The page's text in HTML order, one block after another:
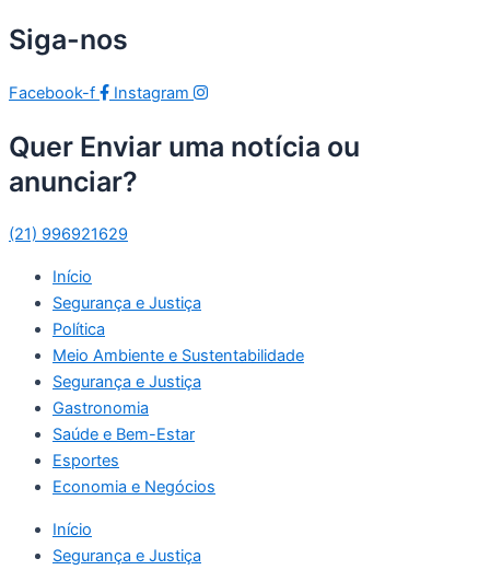
Siga-nos
Facebook-f Instagram
Quer Enviar uma notícia ou
anunciar?
(21) 996921629
Início
Segurança e Justiça
Política
Meio Ambiente e Sustentabilidade
Segurança e Justiça
Gastronomia
Saúde e Bem-Estar
Esportes
Economia e Negócios
Início
Segurança e Justiça